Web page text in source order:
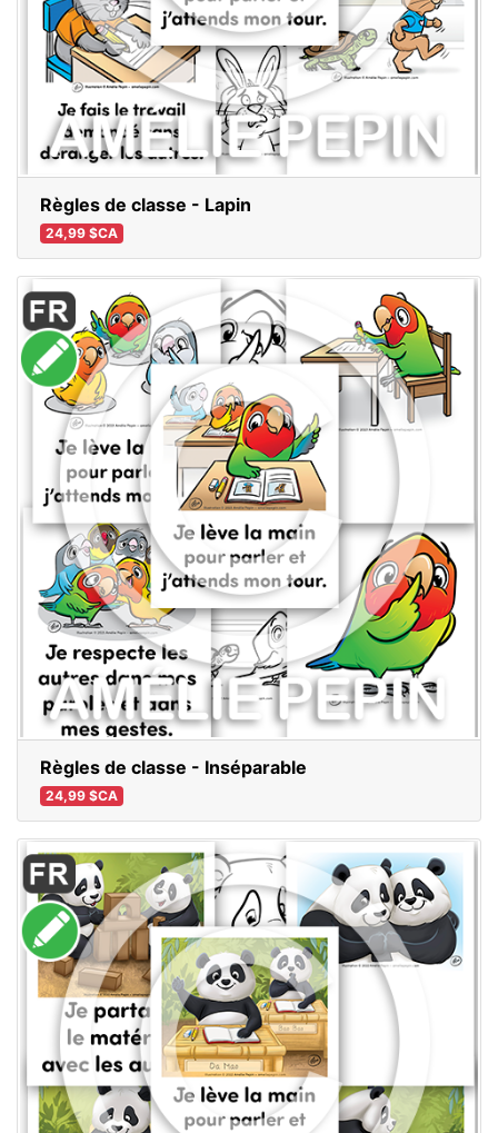
Règles de classe - Lapin
24,99 $CA
Règles de classe - Inséparable
24,99 $CA